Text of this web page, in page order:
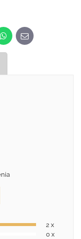
WhatsApp
E-
mail
2 x
0 x